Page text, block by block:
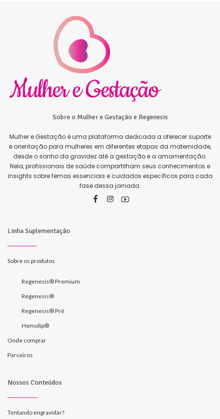
Sobre o Mulher e Gestação e Regenesis
Mulher e Gestação é uma plataforma dedicada a oferecer suporte
e orientação para mulheres em diferentes etapas da maternidade,
desde o sonho da gravidez até a gestação e a amamentação.
Nela, profissionais de saúde compartilham seus conhecimentos e
insights sobre temas essenciais e cuidados específicos para cada
fase dessa jornada.
Linha Suplementação
Sobre os produtos
Regenesis® Premium
Regenesis®
Regenesis® Pré
Hemolip®
Onde comprar
Parceiros
Nossos Conteúdos
Tentando engravidar?